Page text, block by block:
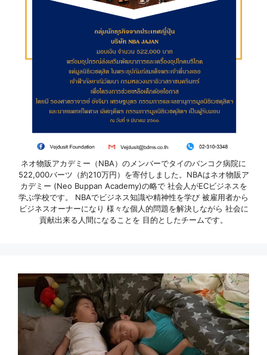
ネオ物販アカデミー（NBA）のメンバーでタイのバンコク病院に
522,000バーツ（約210万円）を寄付しました。NBAはネオ物販ア
カデミー (Neo Buppan Academy)の略で 社会人がECビジネスを
学ぶ学校です。 NBAでビジネス知識や精神性を学び 被雇用者から
ビジネスオーナーになり 様々な個人的問題を解決しながら 社会に
貢献出来る人間になることを 目的としたチームです。